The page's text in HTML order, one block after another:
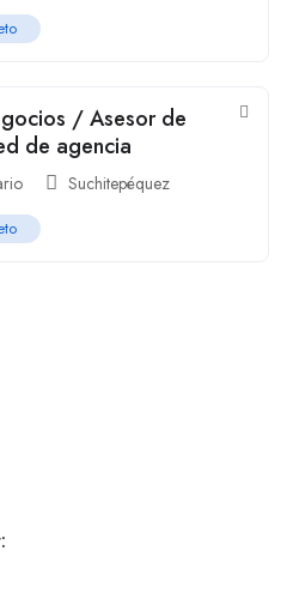
/ Asesor de
de agencia
Suchitepéquez